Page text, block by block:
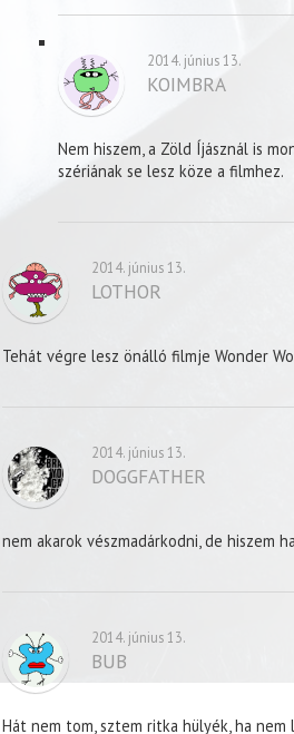
2014. június 13.
KOIMBRA
Nem hiszem, a Zöld Íjásznál is
szériának se lesz köze a filmhez.
2014. június 13.
LOTHOR
Tehát végre lesz önálló filmje Wonder
2014. június 13.
DOGGFATHER
nem akarok vészmadárkodni, de hiszem
2014. június 13.
BUB
Hát nem tom, sztem ritka hülyék, ha